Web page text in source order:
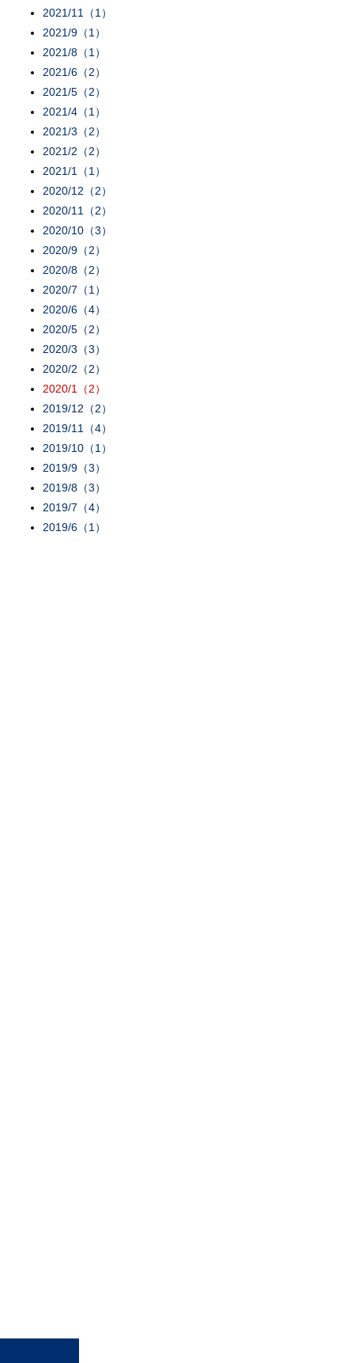
2021/11（1）
2021/9（1）
2021/8（1）
2021/6（2）
2021/5（2）
2021/4（1）
2021/3（2）
2021/2（2）
2021/1（1）
2020/12（2）
2020/11（2）
2020/10（3）
2020/9（2）
2020/8（2）
2020/7（1）
2020/6（4）
2020/5（2）
2020/3（3）
2020/2（2）
2020/1（2）
2019/12（2）
2019/11（4）
2019/10（1）
2019/9（3）
2019/8（3）
2019/7（4）
2019/6（1）